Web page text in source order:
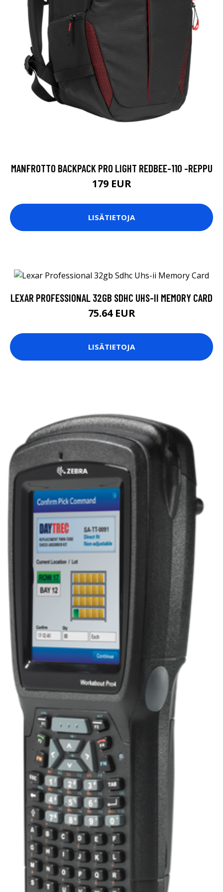
MANFROTTO BACKPACK PRO LIGHT REDBEE-110 -REPPU
179 EUR
LISÄTIETOJA
LEXAR PROFESSIONAL 32GB SDHC UHS-II MEMORY CARD
75.64 EUR
LISÄTIETOJA